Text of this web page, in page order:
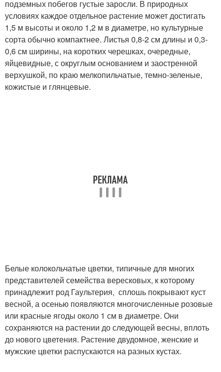
подземных побегов густые заросли. В природных
условиях каждое отдельное растение может достигать
1,5 м высоты и около 1,2 м в диаметре, но культурные
сорта обычно компактнее. Листья 0,8-2 см длины и 0,3-
0,6 см ширины, на коротких черешках, очередные,
яйцевидные, с округлым основанием и заостренной
верхушкой, по краю мелкопильчатые, темно-зеленые,
кожистые и глянцевые.
Белые колокольчатые цветки, типичные для многих
представителей семейства вересковых, к которому
принадлежит род Гаультерия, сплошь покрывают куст
весной, а осенью появляются многочисленные розовые
или красные ягоды около 1 см в диаметре. Они
сохраняются на растении до следующей весны, вплоть
до нового цветения. Растение двудомное, женские и
мужские цветки распускаются на разных кустах.